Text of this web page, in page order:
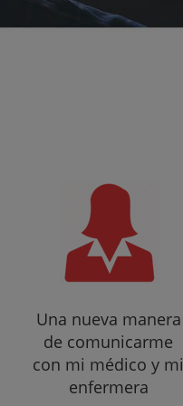
Una nueva manera
de comunicarme
con mi médico y mi
enfermera